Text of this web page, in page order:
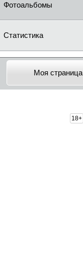
Фотоальбомы
Статистика
Моя страница
18+